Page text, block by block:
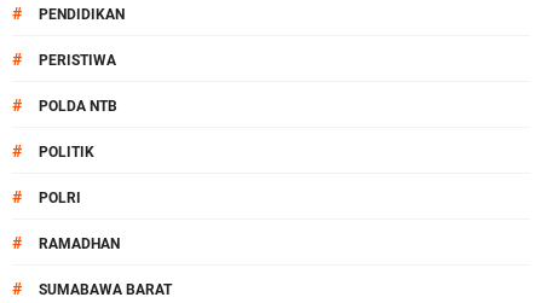
# PENDIDIKAN
# PERISTIWA
# POLDA NTB
# POLITIK
# POLRI
# RAMADHAN
# SUMABAWA BARAT